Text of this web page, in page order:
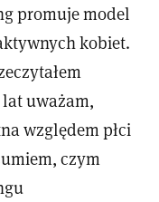
promuje model
kobiet.
uważam,
względem płci
czym